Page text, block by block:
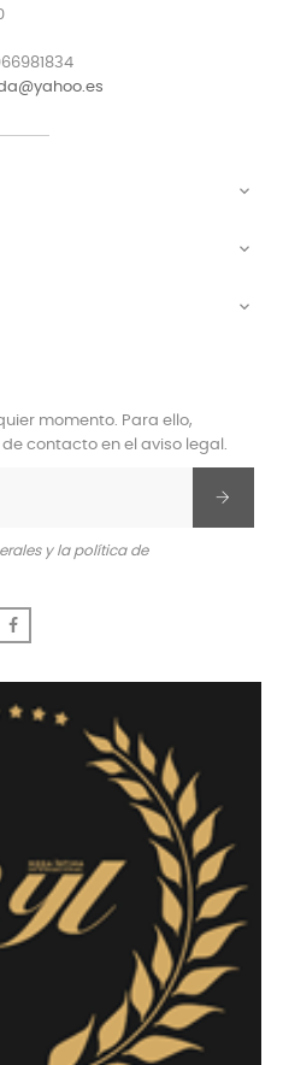



momento. Para ello,
contacto en el aviso legal.
y la política de